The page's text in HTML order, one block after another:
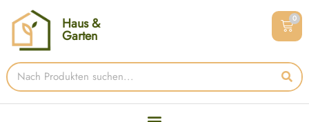
Haus &
Garten
0